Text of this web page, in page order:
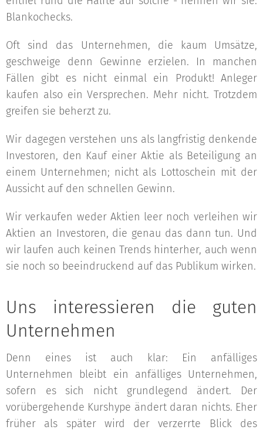
Blankochecks.
Oft sind das Unternehmen, die kaum Umsätze,
geschweige denn Gewinne erzielen. In manchen
Fällen gibt es nicht einmal ein Produkt! Anleger
kaufen also ein Versprechen. Mehr nicht. Trotzdem
greifen sie beherzt zu.
Wir dagegen verstehen uns als langfristig denkende
Investoren, den Kauf einer Aktie als Beteiligung an
einem Unternehmen; nicht als Lottoschein mit der
Aussicht auf den schnellen Gewinn.
Wir verkaufen weder Aktien leer noch verleihen wir
Aktien an Investoren, die genau das dann tun. Und
wir laufen auch keinen Trends hinterher, auch wenn
sie noch so beeindruckend auf das Publikum wirken.
Uns interessieren die guten
Unternehmen
Denn eines ist auch klar: Ein anfälliges
Unternehmen bleibt ein anfälliges Unternehmen,
sofern es sich nicht grundlegend ändert. Der
vorübergehende Kurshype ändert daran nichts. Eher
früher als später wird der verzerrte Blick des